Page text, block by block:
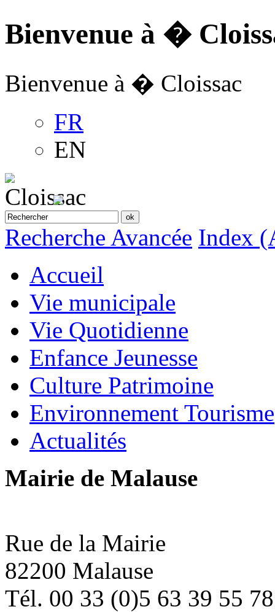
Bienvenue à �
Bienvenue à � Cloissac
FR
EN
Recherche Avancée Index
Accueil
Vie municipale
Vie Quotidienne
Enfance Jeunesse
Culture Patrimoine
Environnement Tourisme
Actualités
Mairie de Malause
Rue de la Mairie
82200 Malause
Tél. 00 33 (0)5 63 39 55 78